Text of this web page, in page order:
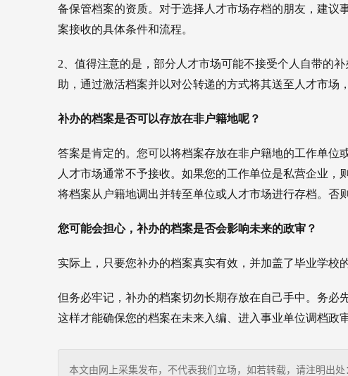
备保管档案的资质。 对于选择人才市场存档的朋友，建议
案接收的具体条件和流程。
2、值得注意的是，部分人才市场可能不接受个人自带的
助，通过激活档案并以对公转递的方式将其送至人才市场
补办的档案是否可以存放在非户籍地呢？
答案是肯定的。您可以将档案存放在非户籍地的工作单位
人才市场通常不予接收。如果您的工作单位是私营企业
将档案从户籍地调出并转至单位或人才市场进行存档。否
您可能会担心，补办的档案是否会影响未来的政审？
实际上，只要您补办的档案真实有效，并加盖了毕业学校
但务必牢记，补办的档案切勿长期存放在自己手中。务必
这样才能确保您的档案在未来入编、进入事业单位调档政
本文由网上采集发布，不代表我们立场，如若转载，请注明